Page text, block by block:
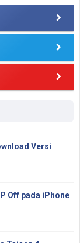
Versi
Off pada iPhone